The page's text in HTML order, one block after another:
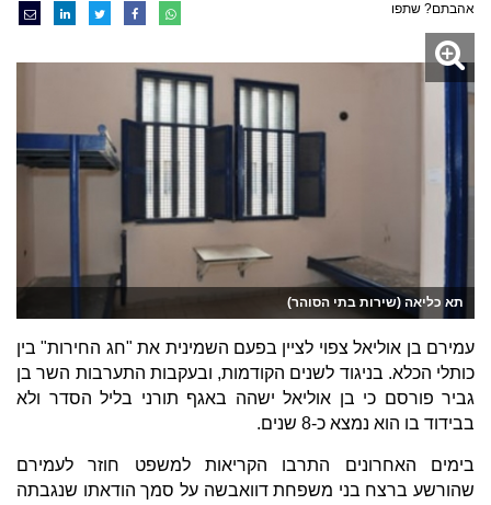
אהבתם? שתפו
תא כליאה (שירות בתי הסוהר)
עמירם בן אוליאל צפוי לציין בפעם השמינית את "חג החירות" בין
כותלי הכלא. בניגוד לשנים הקודמות, ובעקבות התערבות השר בן
גביר פורסם כי בן אוליאל ישהה באגף תורני בליל הסדר ולא
בבידוד בו הוא נמצא כ-8 שנים.
בימים האחרונים התרבו הקריאות למשפט חוזר לעמירם
שהורשע ברצח בני משפחת דוואבשה על סמך הודאתו שנגבתה